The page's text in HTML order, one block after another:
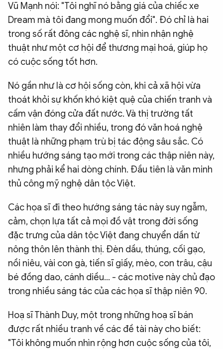
Vũ Mạnh nói: "Tôi nghĩ nó bằng giá của chiếc xe
Dream mà tôi đang mong muốn đổi". Đó chỉ là hai
trong số rất đông các nghệ sĩ, nhìn nhận nghệ
thuật như một cơ hội để thương mại hoá, giúp họ
có cuộc sống tốt hơn.
Nó gần như là cơ hội sống còn, khi cả xã hội vừa
thoát khỏi sự khốn khó kiệt quệ của chiến tranh và
cấm vận đóng cửa đất nước. Và thị trường tất
nhiên làm thay đổi nhiều, trong đó văn hoá nghệ
thuật là những phạm trù bị tác động sâu sắc. Có
nhiều hướng sáng tạo mới trong các thập niên này,
nhưng phải kể hai dòng chính. Đầu tiên là văn minh
thủ công mỹ nghệ dân tộc Việt.
Các họa sĩ đi theo hướng sáng tác này suy ngẫm,
cảm, chọn lựa tất cả mọi đồ vật trong đời sống
đặc trưng của dân tộc Việt đang chuyển dần từ
nông thôn lên thành thị. Đèn dầu, thúng, cối gạo,
nồi niêu, vài con gà, tiến sĩ giấy, mèo, con trâu, cậu
bé đồng dao, cánh diều... - các motive này chủ đạo
trong nhiều sáng tác của các họa sĩ thập niên 90.
Hoạ sĩ Thành Duy, một trong những hoạ sĩ bán
được rất nhiều tranh về các đề tài này cho biết:
"Tôi không muốn nhìn rộng hơn cuộc sống của tôi,